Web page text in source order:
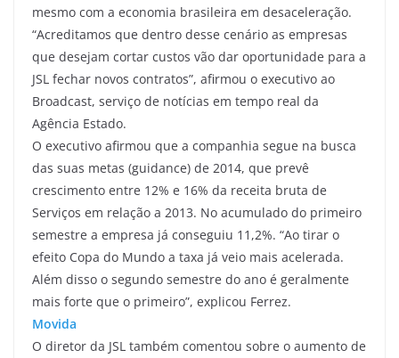
mesmo com a economia brasileira em desaceleração.
“Acreditamos que dentro desse cenário as empresas
que desejam cortar custos vão dar oportunidade para a
JSL fechar novos contratos”, afirmou o executivo ao
Broadcast, serviço de notícias em tempo real da
Agência Estado.
O executivo afirmou que a companhia segue na busca
das suas metas (guidance) de 2014, que prevê
crescimento entre 12% e 16% da receita bruta de
Serviços em relação a 2013. No acumulado do primeiro
semestre a empresa já conseguiu 11,2%. “Ao tirar o
efeito Copa do Mundo a taxa já veio mais acelerada.
Além disso o segundo semestre do ano é geralmente
mais forte que o primeiro”, explicou Ferrez.
Movida
O diretor da JSL também comentou sobre o aumento de